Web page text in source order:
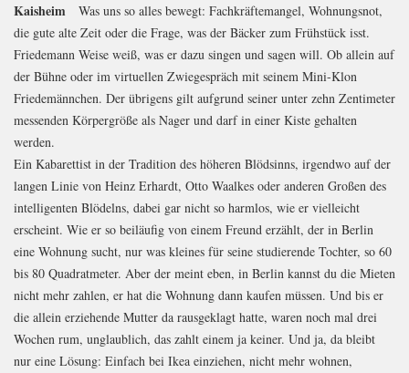
Kaisheim Was uns so alles bewegt: Fachkräftemangel, Wohnungsnot,
die gute alte Zeit oder die Frage, was der Bäcker zum Frühstück isst.
Friedemann Weise weiß, was er dazu singen und sagen will. Ob allein auf
der Bühne oder im virtuellen Zwiegespräch mit seinem Mini-Klon
Friedemännchen. Der übrigens gilt aufgrund seiner unter zehn Zentimeter
messenden Körpergröße als Nager und darf in einer Kiste gehalten
werden.
Ein Kabarettist in der Tradition des höheren Blödsinns, irgendwo auf der
langen Linie von Heinz Erhardt, Otto Waalkes oder anderen Großen des
intelligenten Blödelns, dabei gar nicht so harmlos, wie er vielleicht
erscheint. Wie er so beiläufig von einem Freund erzählt, der in Berlin
eine Wohnung sucht, nur was kleines für seine studierende Tochter, so 60
bis 80 Quadratmeter. Aber der meint eben, in Berlin kannst du die Mieten
nicht mehr zahlen, er hat die Wohnung dann kaufen müssen. Und bis er
die allein erziehende Mutter da rausgeklagt hatte, waren noch mal drei
Wochen rum, unglaublich, das zahlt einem ja keiner. Und ja, da bleibt
nur eine Lösung: Einfach bei Ikea einziehen, nicht mehr wohnen,